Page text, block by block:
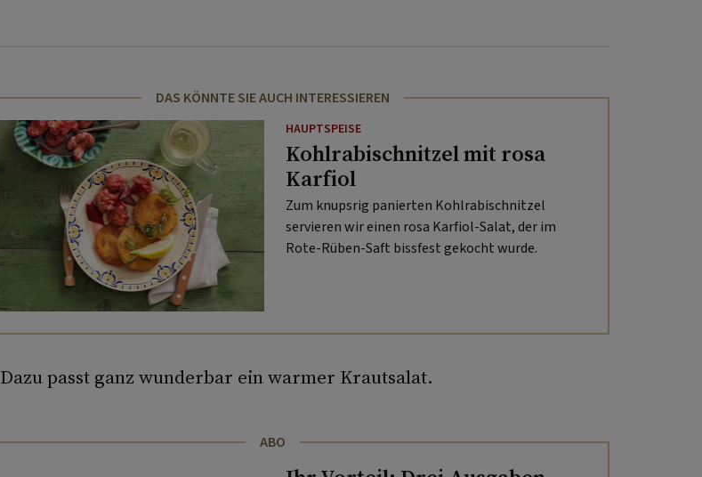
DAS KÖNNTE SIE AUCH INTERESSIEREN
HAUPTSPEISE
Kohlrabischnitzel mit rosa
Karfiol
Zum knupsrig panierten Kohlrabischnitzel
servieren wir einen rosa Karfiol-Salat, der im
Rote-Rüben-Saft bissfest gekocht wurde.
Dazu passt ganz wunderbar ein warmer Krautsalat.
ABO